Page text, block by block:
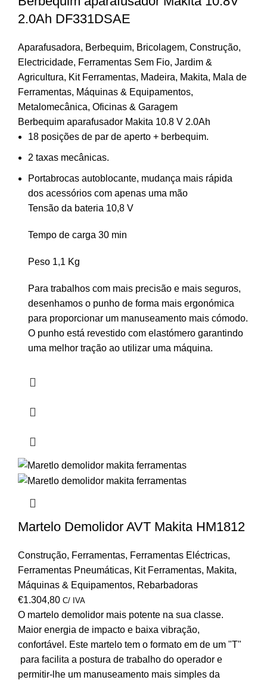
2.0Ah DF331DSAE
Aparafusadora, Berbequim, Bricolagem, Construção,
Electricidade, Ferramentas Sem Fio, Jardim &
Agricultura, Kit Ferramentas, Madeira, Makita, Mala de
Ferramentas, Máquinas & Equipamentos,
Metalomecânica, Oficinas & Garagem
Berbequim aparafusador Makita 10.8 V 2.0Ah
18 posições de par de aperto + berbequim.
2 taxas mecânicas.
Portabrocas autoblocante, mudança mais rápida
dos acessórios com apenas uma mão
Tensão da bateria 10,8 V
Tempo de carga 30 min
Peso 1,1 Kg
Para trabalhos com mais precisão e mais seguros,
desenhamos o punho de forma mais ergonómica
para proporcionar um manuseamento mais cómodo.
O punho está revestido com elastómero garantindo
uma melhor tração ao utilizar uma máquina.
Martelo Demolidor AVT Makita HM1812
Construção, Ferramentas, Ferramentas Eléctricas,
Ferramentas Pneumáticas, Kit Ferramentas, Makita,
Máquinas & Equipamentos, Rebarbadoras
€1.304,80 C/ IVA
O martelo demolidor mais potente na sua classe.
Maior energia de impacto e baixa vibração,
confortável. Este martelo tem o formato em de um "T"
para facilita a postura de trabalho do operador e
permitir-lhe um manuseamento mais simples da